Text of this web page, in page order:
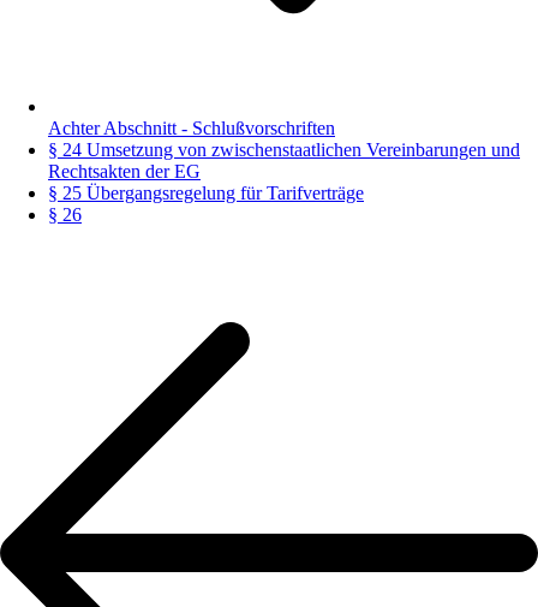
Achter Abschnitt - Schlußvorschriften
§ 24 Umsetzung von zwischenstaatlichen Vereinbarungen und
Rechtsakten der EG
§ 25 Übergangsregelung für Tarifverträge
§ 26